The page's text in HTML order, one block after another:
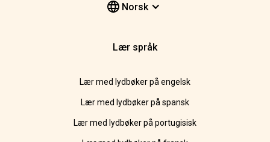
Norsk
Lær språk
Lær med lydbøker på engelsk
Lær med lydbøker på spansk
Lær med lydbøker på portugisisk